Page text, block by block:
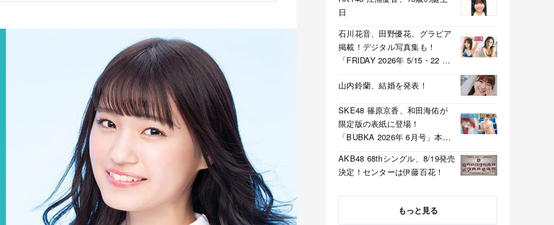
日
石川花音、田野優花、グラビア
掲載！デジタル写真集も！
「FRIDAY 2026年 5/15・22 合
山内鈴蘭、結婚を発表！
SKE48 篠原京香、和田海佑が
限定版の表紙に登場！
「BUBKA 2026年 6月号」本日
AKB48 68thシングル、8/19発売
決定！センターは伊藤百花！
もっと見る